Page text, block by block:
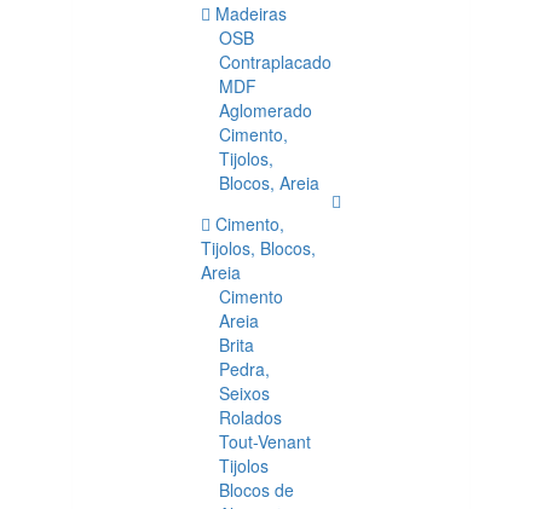
Madeiras
OSB
Contraplacado
MDF
Aglomerado
Cimento,
Tijolos,
Blocos, Areia
Cimento,
Tijolos, Blocos,
Areia
Cimento
Areia
Brita
Pedra,
Seixos
Rolados
Tout-Venant
Tijolos
Blocos de